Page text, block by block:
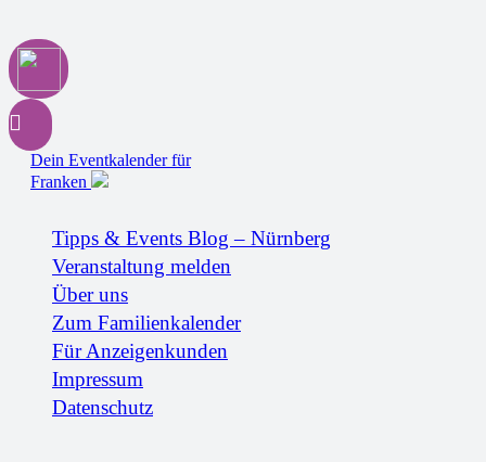
Dein Eventkalender für
Franken
Tipps & Events Blog – Nürnberg
Veranstaltung melden
Über uns
Zum Familienkalender
Für Anzeigenkunden
Impressum
Datenschutz